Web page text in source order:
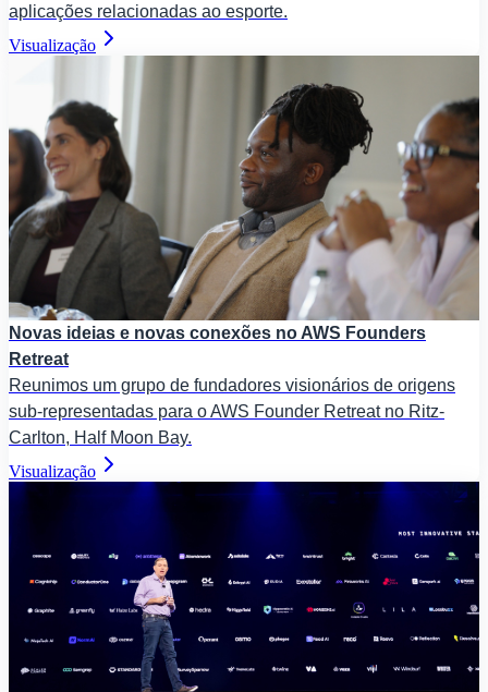
aplicações relacionadas ao esporte.
Visualização
Novas ideias e novas conexões no AWS Founders
Retreat
Reunimos um grupo de fundadores visionários de origens
sub-representadas para o AWS Founder Retreat no Ritz-
Carlton, Half Moon Bay.
Visualização